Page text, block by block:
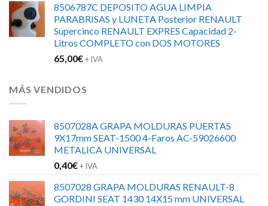
8506787C DEPOSITO AGUA LIMPIA
PARABRISAS y LUNETA Posterior RENAULT
Supercinco RENAULT EXPRES Capacidad 2-
Litros COMPLETO con DOS MOTORES
65,00€+ IVA
MÁS VENDIDOS
8507028A GRAPA MOLDURAS PUERTAS
9X17mm SEAT-1500 4-Faros AC-59026600
METALICA UNIVERSAL
0,40€+ IVA
8507028 GRAPA MOLDURAS RENAULT-8
GORDINI SEAT 1430 14X15 mm UNIVERSAL